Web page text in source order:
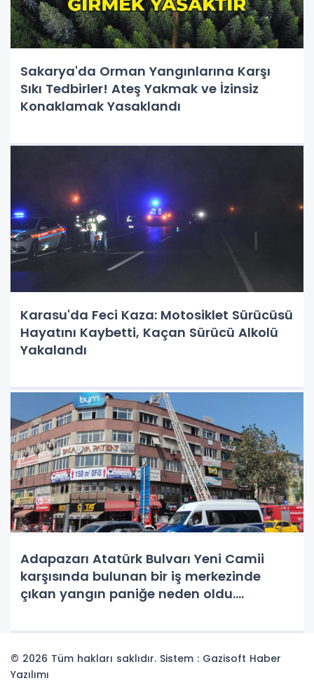
Sakarya'da Orman Yangınlarına Karşı
Sıkı Tedbirler! Ateş Yakmak ve İzinsiz
Konaklamak Yasaklandı
Karasu'da Feci Kaza: Motosiklet Sürücüsü
Hayatını Kaybetti, Kaçan Sürücü Alkolü
Yakalandı
Adapazarı Atatürk Bulvarı Yeni Camii
karşısında bulunan bir iş merkezinde
çıkan yangın paniğe neden oldu.
© 2026 Tüm hakları saklıdır. Sistem : Gazisoft Haber
Yazılımı